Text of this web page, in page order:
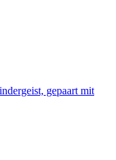
gepaart mit